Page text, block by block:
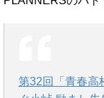
第32回「青春高